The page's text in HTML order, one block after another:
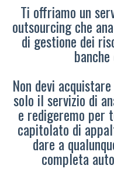
Ti offriamo un
outsourcing che
di gestione dei
Non devi
solo il servizio di
e redigeremo per
capitolato di
dare a
completa